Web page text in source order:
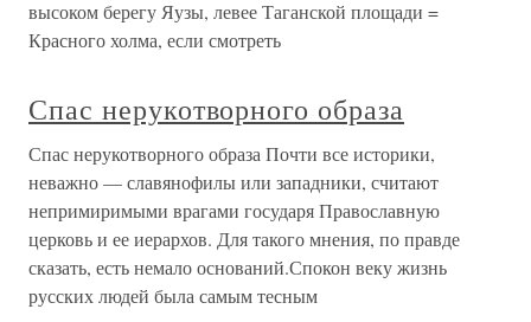
высоком берегу Яузы, левее Таганской площади =
Красного холма, если смотреть
Спас нерукотворного образа
Спас нерукотворного образа Почти все историки,
неважно — славянофилы или западники, считают
непримиримыми врагами государя Православную
церковь и ее иерархов. Для такого мнения, по правде
сказать, есть немало оснований.Спокон веку жизнь
русских людей была самым тесным